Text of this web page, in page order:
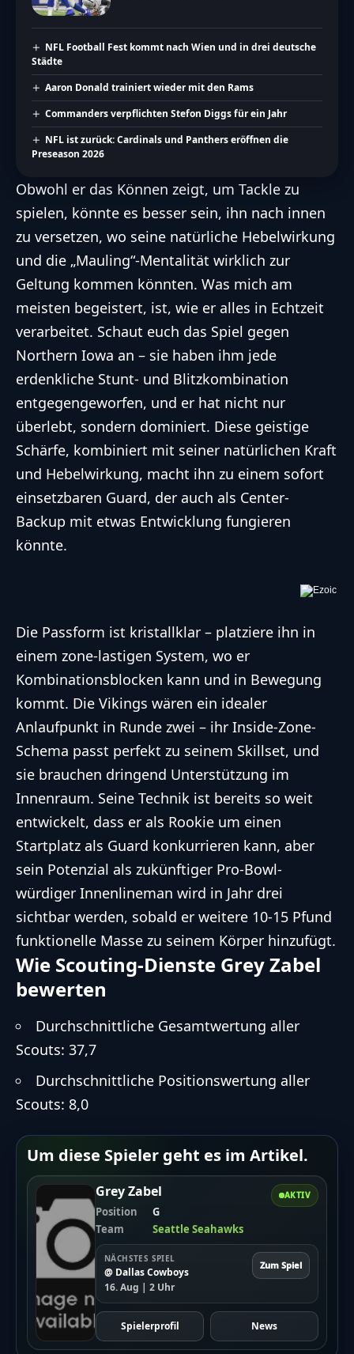
NFL Football Fest kommt nach Wien und in drei deutsche
Städte
Aaron Donald trainiert wieder mit den Rams
Commanders verpflichten Stefon Diggs für ein Jahr
NFL ist zurück: Cardinals und Panthers eröffnen die
Preseason 2026
Obwohl er das Können zeigt, um Tackle zu
spielen, könnte es besser sein, ihn nach innen
zu versetzen, wo seine natürliche Hebelwirkung
und die „Mauling“-Mentalität wirklich zur
Geltung kommen könnten. Was mich am
meisten begeistert, ist, wie er alles in Echtzeit
verarbeitet. Schaut euch das Spiel gegen
Northern Iowa an – sie haben ihm jede
erdenkliche Stunt- und Blitzkombination
entgegengeworfen, und er hat nicht nur
überlebt, sondern dominiert. Diese geistige
Schärfe, kombiniert mit seiner natürlichen Kraft
und Hebelwirkung, macht ihn zu einem sofort
einsetzbaren Guard, der auch als Center-
Backup mit etwas Entwicklung fungieren
könnte.
Die Passform ist kristallklar – platziere ihn in
einem zone-lastigen System, wo er
Kombinationsblocken kann und in Bewegung
kommt. Die Vikings wären ein idealer
Anlaufpunkt in Runde zwei – ihr Inside-Zone-
Schema passt perfekt zu seinem Skillset, und
sie brauchen dringend Unterstützung im
Innenraum. Seine Technik ist bereits so weit
entwickelt, dass er als Rookie um einen
Startplatz als Guard konkurrieren kann, aber
sein Potenzial als zukünftiger Pro-Bowl-
würdiger Innenlineman wird in Jahr drei
sichtbar werden, sobald er weitere 10-15 Pfund
funktionelle Masse zu seinem Körper hinzufügt.
Wie Scouting-Dienste Grey Zabel
bewerten
Durchschnittliche Gesamtwertung aller
Scouts: 37,7
Durchschnittliche Positionswertung aller
Scouts: 8,0
Um diese Spieler geht es im Artikel.
AKTIV
Grey Zabel
Position
G
Team
Seattle Seahawks
NÄCHSTES SPIEL
@ Dallas Cowboys
16. Aug | 2 Uhr
Zum Spiel
Spielerprofil News